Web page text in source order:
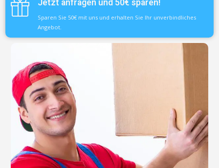
Jetzt anfragen und 50€ sparen!
Sparen Sie 50€ mit uns und erhalten Sie Ihr unverbindliches
Angebot.